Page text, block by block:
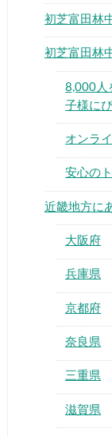
▶
初芝富田林
初芝富田林
8,000人
子様に
オンラ
安心の
近畿地方に
大阪府
兵庫県
京都府
奈良県
三重県
滋賀県